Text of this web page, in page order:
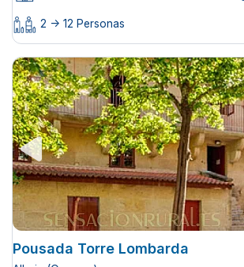
2 -> 12 Personas
Pousada Torre Lombarda